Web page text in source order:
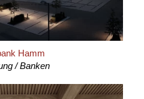
Hamm
/ Banken